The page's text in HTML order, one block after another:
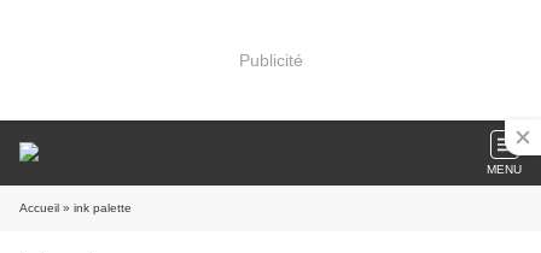
Publicité
MENU
Accueil » ink palette